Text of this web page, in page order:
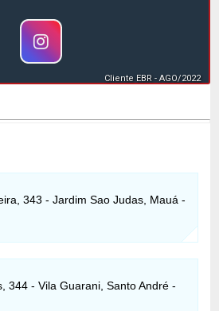
Cliente EBR - AGO/2022
343 - Jardim Sao Judas, Mauá -
344 - Vila Guarani, Santo André -